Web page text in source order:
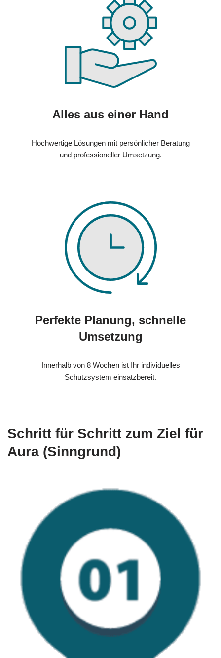
Alles aus einer Hand
Hochwertige Lösungen mit persönlicher Beratung
und professioneller Umsetzung.
Perfekte Planung, schnelle
Umsetzung
Innerhalb von 8 Wochen ist Ihr individuelles
Schutzsystem einsatzbereit.
Schritt für Schritt zum Ziel für
Aura (Sinngrund)